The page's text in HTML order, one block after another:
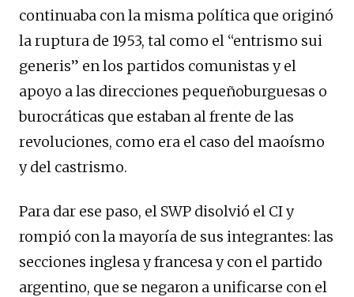
continuaba con la misma política que originó
la ruptura de 1953, tal como el “entrismo sui
generis” en los partidos comunistas y el
apoyo a las direcciones pequeñoburguesas o
burocráticas que estaban al frente de las
revoluciones, como era el caso del maoísmo
y del castrismo.
Para dar ese paso, el SWP disolvió el CI y
rompió con la mayoría de sus integrantes: las
secciones inglesa y francesa y con el partido
argentino, que se negaron a unificarse con el